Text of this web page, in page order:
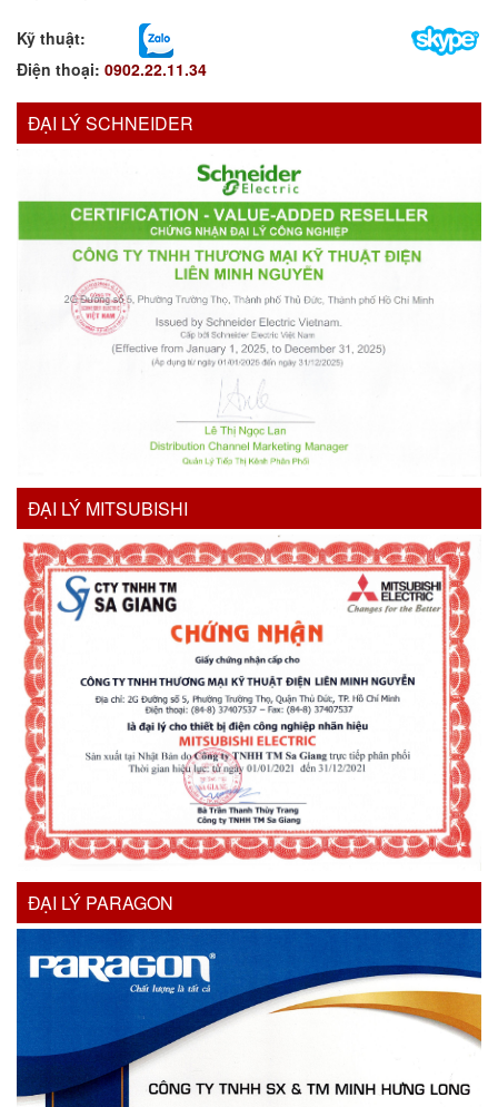
Kỹ thuật:
Điện thoại: 0902.22.11.34
ĐẠI LÝ SCHNEIDER
ĐẠI LÝ MITSUBISHI
ĐẠI LÝ PARAGON